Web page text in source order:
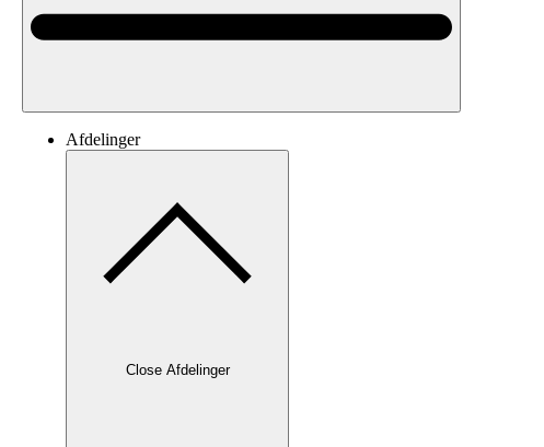
Afdelinger
Close Afdelinger